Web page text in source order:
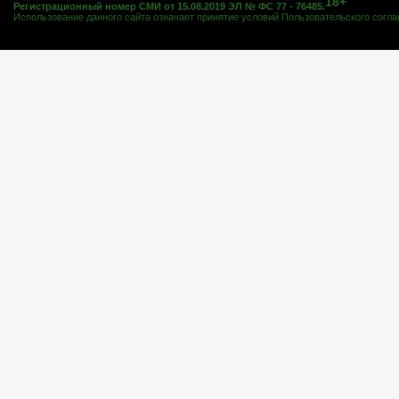
Регистрационный номер СМИ от 15.08.2019 ЭЛ № ФС 77 - 76485.
Использование данного сайта означает принятие условий Пользовательского